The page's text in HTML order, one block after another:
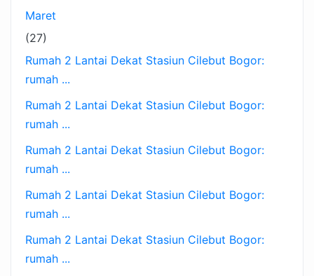
Maret
(27)
Rumah 2 Lantai Dekat Stasiun Cilebut Bogor:
rumah ...
Rumah 2 Lantai Dekat Stasiun Cilebut Bogor:
rumah ...
Rumah 2 Lantai Dekat Stasiun Cilebut Bogor:
rumah ...
Rumah 2 Lantai Dekat Stasiun Cilebut Bogor:
rumah ...
Rumah 2 Lantai Dekat Stasiun Cilebut Bogor:
rumah ...